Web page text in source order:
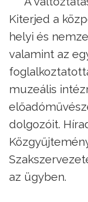
Kiterjed a
helyi és
valamint az
muzeális
dolgozóit.
az ügyben. ​